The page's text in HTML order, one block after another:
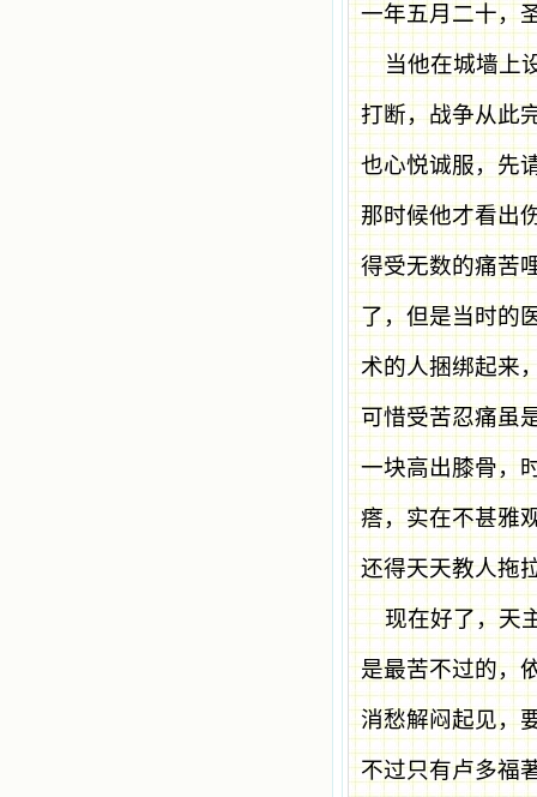
一年五月二十，
当他在城墙上
打断，战争从此
也心悦诚服，先
那时候他才看出
得受无数的痛苦
了，但是当时的
术的人捆绑起来
可惜受苦忍痛虽
一块高出膝骨，
瘩，实在不甚雅
还得天天教人拖
现在好了，天
是最苦不过的，
消愁解闷起见，
不过只有卢多福